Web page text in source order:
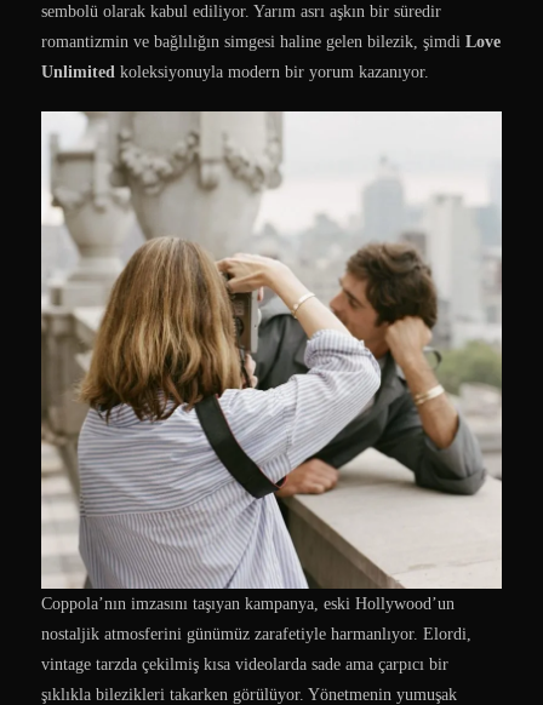
sembolü olarak kabul ediliyor. Yarım asrı aşkın bir süredir
romantizmin ve bağlılığın simgesi haline gelen bilezik, şimdi Love
Unlimited koleksiyonuyla modern bir yorum kazanıyor.
Coppola’nın imzasını taşıyan kampanya, eski Hollywood’un
nostaljik atmosferini günümüz zarafetiyle harmanlıyor. Elordi,
vintage tarzda çekilmiş kısa videolarda sade ama çarpıcı bir
şıklıkla bilezikleri takarken görülüyor. Yönetmenin yumuşak